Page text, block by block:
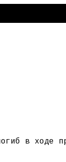
в ходе